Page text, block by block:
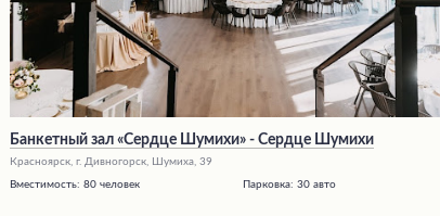
Банкетный зал «Сердце Шумихи» - Сердце Шумихи
Красноярск, г. Дивногорск, Шумиха, 39
Вместимость:80 человек Парковка:30 авто